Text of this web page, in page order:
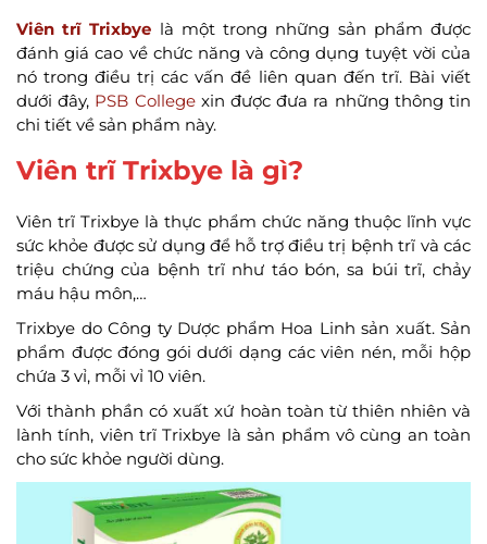
Viên trĩ Trixbye là một trong những sản phẩm được
đánh giá cao về chức năng và công dụng tuyệt vời của
nó trong điều trị các vấn đề liên quan đến trĩ. Bài viết
dưới đây, PSB Collegexin được đưa ra những thông tin
chi tiết về sản phẩm này.
Viên trĩ Trixbye là gì?
Viên trĩ Trixbye là thực phẩm chức năng thuộc lĩnh vực
sức khỏe được sử dụng để hỗ trợ điều trị bệnh trĩ và các
triệu chứng của bệnh trĩ như táo bón, sa búi trĩ, chảy
máu hậu môn,…
Trixbye do Công ty Dược phẩm Hoa Linh sản xuất. Sản
phẩm được đóng gói dưới dạng các viên nén, mỗi hộp
chứa 3 vỉ, mỗi vỉ 10 viên.
Với thành phần có xuất xứ hoàn toàn từ thiên nhiên và
lành tính, viên trĩ Trixbye là sản phẩm vô cùng an toàn
cho sức khỏe người dùng.